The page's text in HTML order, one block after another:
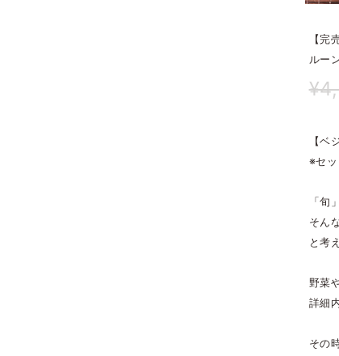
【
ルー
【ベ
※セ
「
そん
と考
野菜
詳細
その